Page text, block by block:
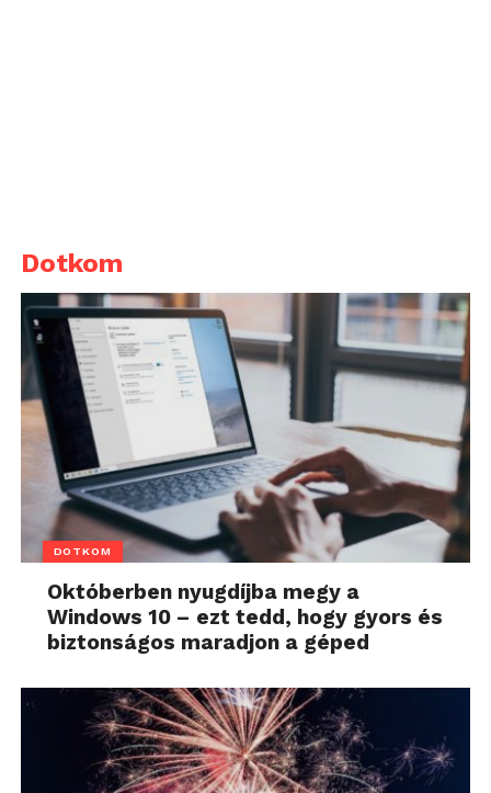
Dotkom
DOTKOM
Októberben nyugdíjba megy a
Windows 10 – ezt tedd, hogy gyors és
biztonságos maradjon a géped